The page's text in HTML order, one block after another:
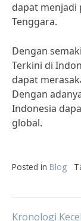
dapat menjadi
Tenggara.
Dengan
Terkini di
dapat
Dengan
Indonesia
global.
Posted in Blog
Kronologi